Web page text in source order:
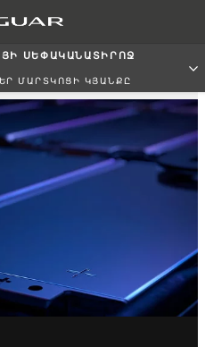
ՍԵՓԱԿԱՆԱՏԻՐՈՋ
ՄԱՐՏԿՈՑԻ ԿՅԱՆՔԸ